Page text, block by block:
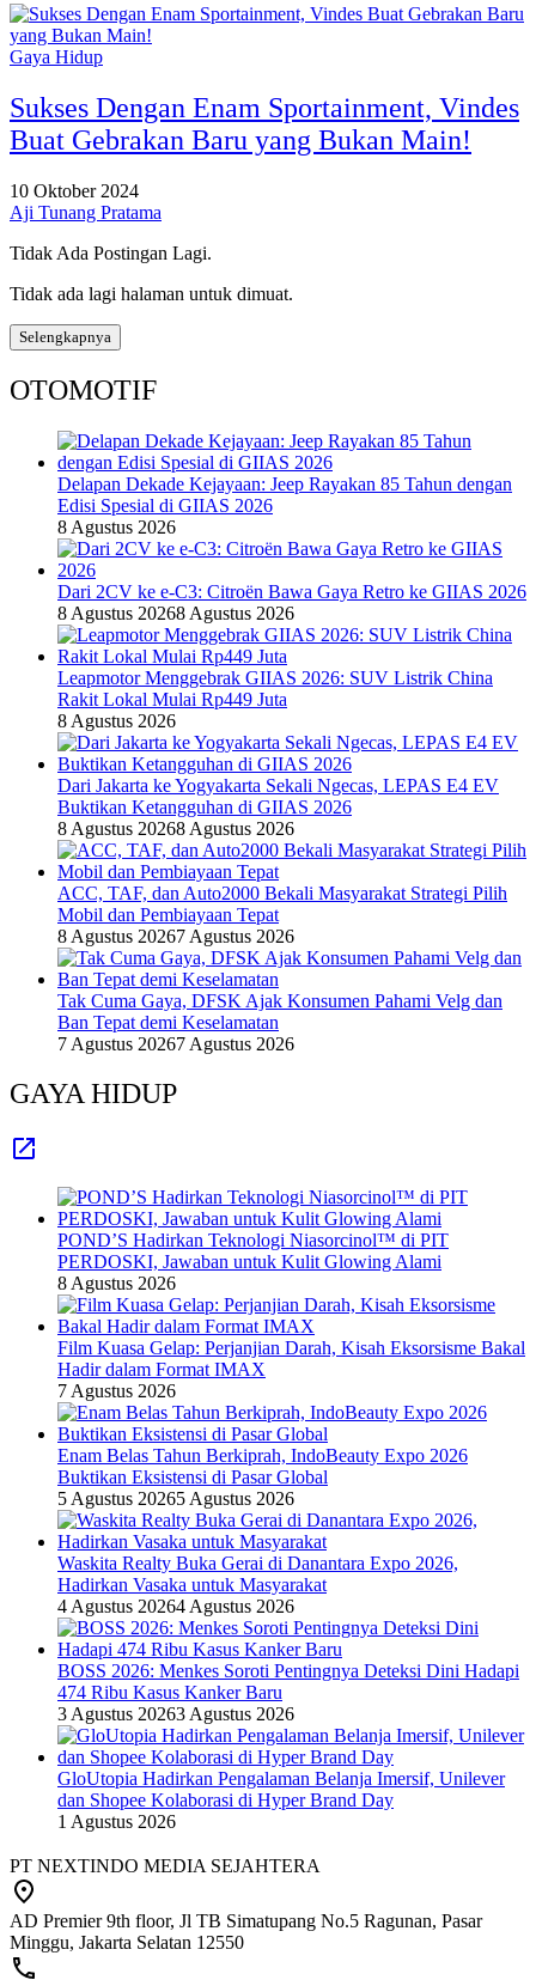
Gaya Hidup
Sukses Dengan Enam Sportainment, Vindes
Buat Gebrakan Baru yang Bukan Main!
10 Oktober 2024
Aji Tunang Pratama
Tidak Ada Postingan Lagi.
Tidak ada lagi halaman untuk dimuat.
Selengkapnya
OTOMOTIF
Delapan Dekade Kejayaan: Jeep Rayakan 85 Tahun dengan
Edisi Spesial di GIIAS 2026
8 Agustus 2026
Dari 2CV ke e-C3: Citroën Bawa Gaya Retro ke GIIAS 2026
8 Agustus 20268 Agustus 2026
Leapmotor Menggebrak GIIAS 2026: SUV Listrik China
Rakit Lokal Mulai Rp449 Juta
8 Agustus 2026
Dari Jakarta ke Yogyakarta Sekali Ngecas, LEPAS E4 EV
Buktikan Ketangguhan di GIIAS 2026
8 Agustus 20268 Agustus 2026
ACC, TAF, dan Auto2000 Bekali Masyarakat Strategi Pilih
Mobil dan Pembiayaan Tepat
8 Agustus 20267 Agustus 2026
Tak Cuma Gaya, DFSK Ajak Konsumen Pahami Velg dan
Ban Tepat demi Keselamatan
7 Agustus 20267 Agustus 2026
GAYA HIDUP
POND’S Hadirkan Teknologi Niasorcinol™ di PIT
PERDOSKI, Jawaban untuk Kulit Glowing Alami
8 Agustus 2026
Film Kuasa Gelap: Perjanjian Darah, Kisah Eksorsisme Bakal
Hadir dalam Format IMAX
7 Agustus 2026
Enam Belas Tahun Berkiprah, IndoBeauty Expo 2026
Buktikan Eksistensi di Pasar Global
5 Agustus 20265 Agustus 2026
Waskita Realty Buka Gerai di Danantara Expo 2026,
Hadirkan Vasaka untuk Masyarakat
4 Agustus 20264 Agustus 2026
BOSS 2026: Menkes Soroti Pentingnya Deteksi Dini Hadapi
474 Ribu Kasus Kanker Baru
3 Agustus 20263 Agustus 2026
GloUtopia Hadirkan Pengalaman Belanja Imersif, Unilever
dan Shopee Kolaborasi di Hyper Brand Day
1 Agustus 2026
PT NEXTINDO MEDIA SEJAHTERA
AD Premier 9th floor, Jl TB Simatupang No.5 Ragunan, Pasar
Minggu, Jakarta Selatan 12550